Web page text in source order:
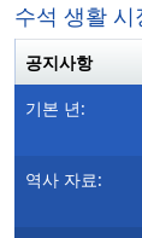
수석 생활
공지사항
기본 년:
역사 자료: